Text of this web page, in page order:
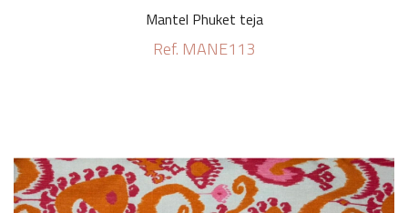
Mantel Phuket teja
Ref. MANE113